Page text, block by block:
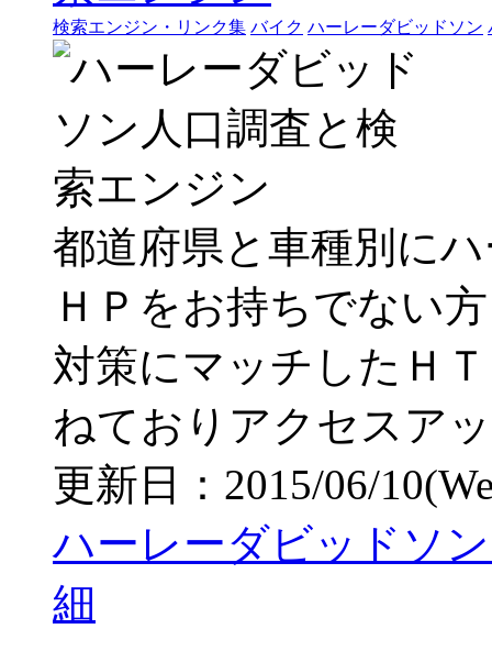
検索エンジン・リンク集 バイク ハーレーダビッドソン
都道府県と車種別に
ＨＰをお持ちでない
対策にマッチしたＨ
ねておりアクセスア
更新日：2015/06/
ハーレーダビッドソ
細